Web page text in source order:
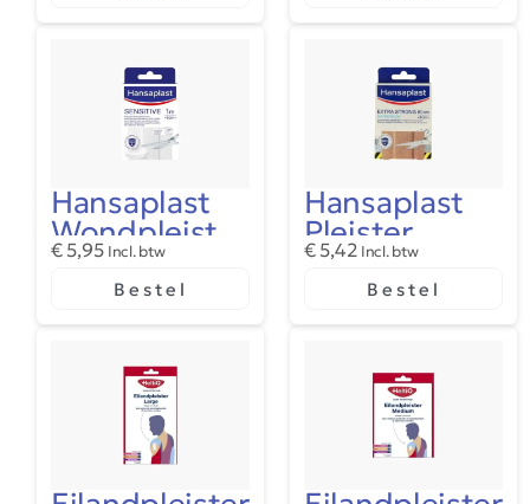
Hansaplast
Wondpleister
Sensitive
€5,95 Incl. btw
Bestel
Hansaplast
Pleister
Waterproof
€5,42 Incl. btw
Bestel